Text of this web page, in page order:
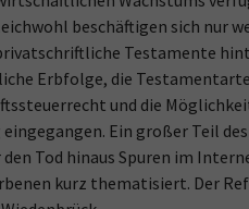
beschäftigen sich nur
Testamente
Erbfolge, die
und die
Ein großer Teil
Tod hinaus Spuren im
kurz thematisiert. Der